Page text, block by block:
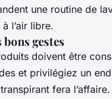
une routine de
l’air libre.
gestes
doivent être
et privilégiez un
fera